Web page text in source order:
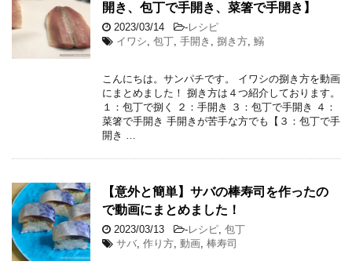
開き、包丁で手開き、菜箸で手開き】
2023/03/14 -レシピ
イワシ, 包丁, 手開き , 捌き方, 鰯
こんにちは。サンパチです。 イワシの捌き方を動画
にまとめました！ 捌き方は４つ紹介しております。
１：包丁で捌く ２：手開き ３：包丁で手開き ４：
菜箸で手開き 手開きが苦手な方でも【３：包丁で手
開き …
【意外と簡単】サバの棒寿司を作ったの
で動画にまとめました！
2023/03/13 -レシピ, 包丁
サバ, 作り方, 動画, 棒寿司